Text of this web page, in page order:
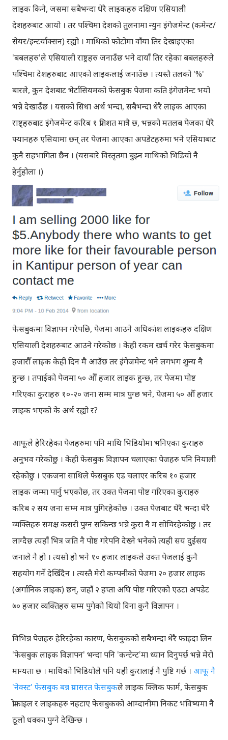
लाइक किने, जसमा सबैभन्दा धेरै लाइकहरु दक्षिण एसियाली
देशहरुबाट आयो । तर पश्चिमा देशको तुलनामा न्युन इंगेजमेन्ट (कमेन्ट/
सेयर/इन्टर्याक्सन) रह्यो । माथिको फोटोमा वाँया तिर देखाइएका
'बबलहरु'ले एसियाली राष्ट्रहरु जनाउँछ भने दायाँ तिर रहेका बबलहरुले
पश्चिमा देशहरुबाट आएको लाइकलाई जनाउँछ । त्यस्तै तलको '%'
बारले, कुन देशबाट भेर्टासियमको फेसबुक पेजमा कति इंगेजमेन्ट भयो
भन्ने देखाउँछ । यसको सिधा अर्थ भन्दा, सबैभन्दा धेरै लाइक आएका
राष्ट्हरुबाट इंगेजमेन्ट करिब १ प्रतिशत मात्रै छ, भन्नको मतलब पेजका धेरै
फ्यानहरु एसियामा छन् तर पेजमा आएका अपडेटहरुमा भने एसियाबाट
कुनै सहभागिता छैन । (यसबारे विस्तृतमा बुझ्न माथिको भिडियो नै
हेर्नुहोला ।)
फेसबुकमा विज्ञापन गरेपछि, पेजमा आउने अधिकांश लाइकहरु दक्षिण
एसियाली देशहरुबाट आउने गरेकोछ । केही रकम खर्च गरेर फेसबुकमा
हजारौँ लाइक केही दिन मै आउँछ तर इंगेजमेन्ट भने लगभग शुन्य नै
हुन्छ । तपाईको पेजमा ५० औँ हजार लाइक हुन्छ, तर पेजमा पोष्ट
गरिएका कुराहरु १०-२० जना सम्म मात्र पुग्छ भने, पेजमा ५० औँ हजार
लाइक भएको के अर्थ रह्यो र?
आफूले हेरिरहेका पेजहरुमा पनि माथि भिडियोमा भनिएका कुराहरु
अनुभव गरेकोछु । केही फेसबुक विज्ञापन चलाएका पेजहरु पनि नियाली
रहेकोछु । एकजना साथिले फेसबुक एड चलाएर करिब १० हजार
लाइक जम्मा पार्नु भएकोछ, तर उक्त पेजमा पोष्ट गरिएका कुराहरु
करिब २ सय जना सम्म मात्र पुगिरहेकोछ । उक्त पेजबाट धेरै भन्दा धेरै
व्यक्तिहरु समक्ष कसरी पुग्न सकिन्छ भन्ने कुरा नै म सोचिरहेकोछु । तर
लाग्दैछ त्यहाँ भित्र जति नै पोष्ट गरेपनि देख्ने भनेको त्यही सय दुईसय
जनाले नै हो । त्यसो हो भने १० हजार लाइकले उक्त पेजलाई कुनै
सहयोग गर्ने देखिँदैन । त्यस्तै मेरो कम्पनीको पेजमा २० हजार लाइक
(अर्गानिक लाइक) छन्, जहाँ २ हप्ता अघि पोष्ट गरिएको एउटा अपडेट
७० हजार व्यक्तिहरु सम्म पुगेको थियो विना कुनै विज्ञापन ।
विभिन्न पेजहरु हेरिरहेका कारण, फेसबुकको सबैभन्दा धेरै फाइदा लिन
'फेसबुक लाइक विज्ञापन' भन्दा पनि 'कन्टेन्ट'मा ध्यान दिनुपर्छ भन्ने मेरो
मान्यता छ । माथिको भिडियोले पनि यही कुरालाई नै पुष्टि गर्छ । आफू नै
'नेक्स्ट' फेसबुक बन्न प्रयासरत फेसबुकले लाइक क्लिक फार्म, फेसबुक
प्रोफाइल र लाइकहरु नहटाए फेसबुकको आम्दानीमा निकट भविष्यमा नै
ठूलो धक्का पुग्ने देखिन्छ ।